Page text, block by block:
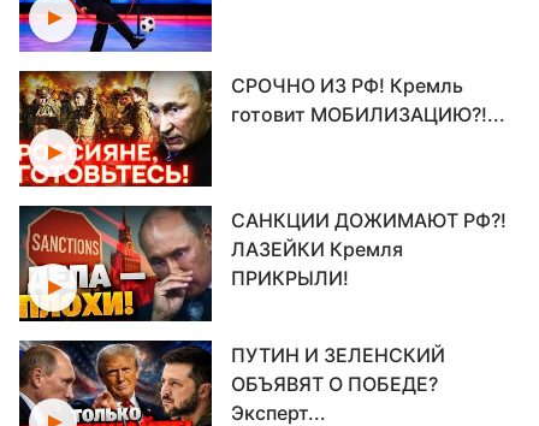
СРОЧНО ИЗ РФ! Кремль
готовит МОБИЛИЗАЦИЮ?!...
САНКЦИИ ДОЖИМАЮТ РФ?!
ЛАЗЕЙКИ Кремля
ПРИКРЫЛИ!
ПУТИН И ЗЕЛЕНСКИЙ
ОБЪЯВЯТ О ПОБЕДЕ?
Эксперт...